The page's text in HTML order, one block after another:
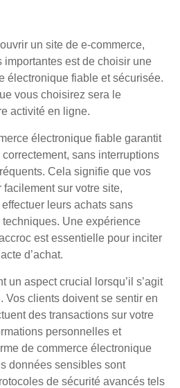
un site de e-commerce,
importantes est de choisir une
électronique fiable et sécurisée.
vous choisirez sera le
activité en ligne.
électronique fiable garantit
sans interruptions
Cela signifie que vos
sur votre site,
leurs achats sans
Une expérience
est essentielle pour inciter
d’achat.
un aspect crucial lorsqu’il s’agit
Vos clients doivent se sentir en
des transactions sur votre
personnelles et
de commerce électronique
données sensibles sont
de sécurité avancés tels